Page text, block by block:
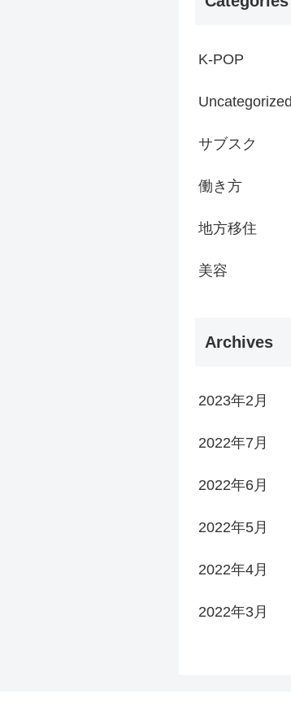
K-POP
Uncategorized
サブスク
働き方
地方移住
美容
Archives
2023年2月
2022年7月
2022年6月
2022年5月
2022年4月
2022年3月